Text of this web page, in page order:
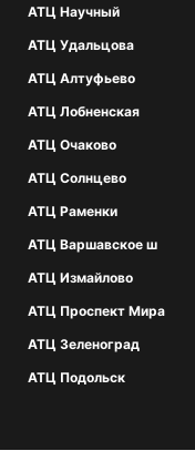
АТЦ Научный
АТЦ Удальцова
АТЦ Алтуфьево
АТЦ Лобненская
АТЦ Очаково
АТЦ Солнцево
АТЦ Раменки
АТЦ Варшавское ш
АТЦ Измайлово
АТЦ Проспект Мира
АТЦ Зеленоград
АТЦ Подольск